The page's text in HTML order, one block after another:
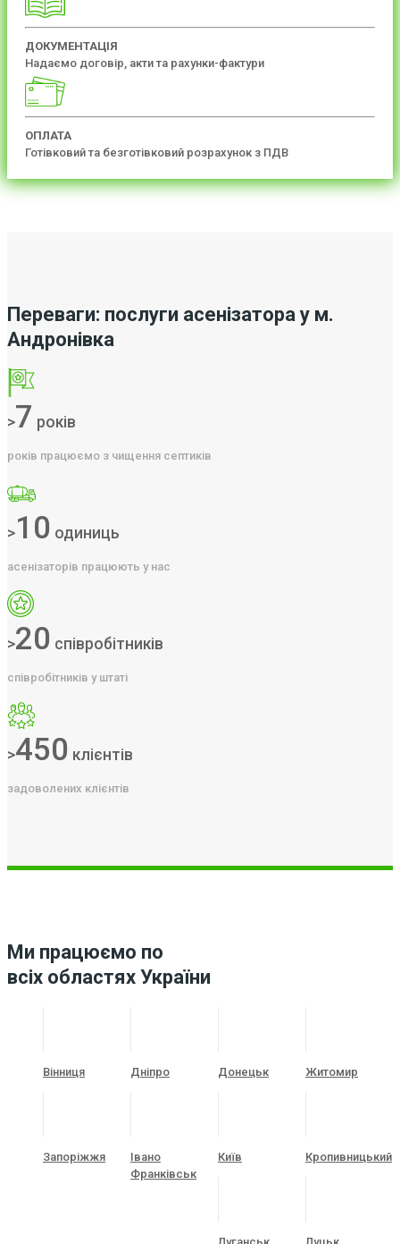
ДОКУМЕНТАЦІЯ
Надаємо договір, акти та рахунки-фактури
ОПЛАТА
Готівковий та безготівковий розрахунок з ПДВ
Переваги: послуги асенізатора у м.
Андронівка
>7 років
років працюємо з чищення септиків
>10 одиниць
асенізаторів працюють у нас
>20 співробітників
співробітників у штаті
>450 клієнтів
задоволених клієнтів
Ми працюємо по
всіх областях України
Вінниця Дніпро Донецьк Житомир
Запоріжжя
Івано
Франківськ
Київ Кропивницький